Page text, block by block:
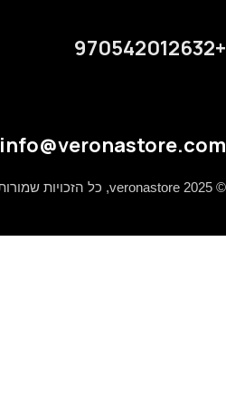
+970542012632
info@veronastore.com
© 2025 veronastore, כל הזכויות שמורות.